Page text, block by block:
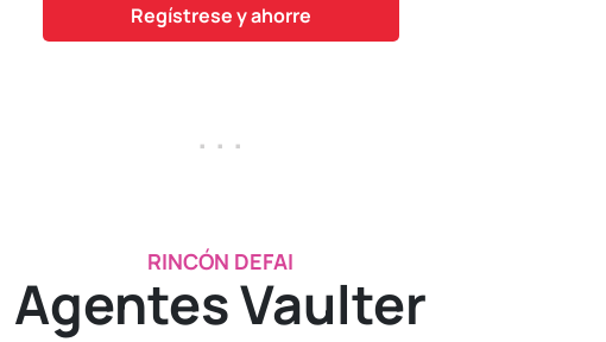
Regístrese y ahorre
. . .
RINCÓN DEFAI
Agentes Vaulter